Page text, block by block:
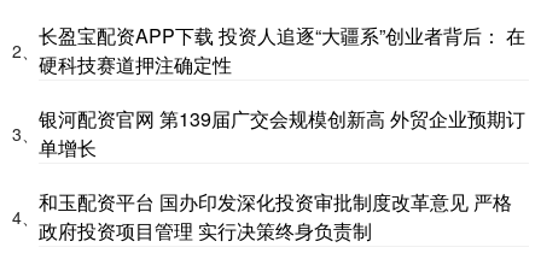
2、
长盈宝配资APP下载 投资人追逐“大疆系”创业者背后： 在
硬科技赛道押注确定性
3、
银河配资官网 第139届广交会规模创新高 外贸企业预期订
单增长
4、
和玉配资平台 国办印发深化投资审批制度改革意见 严格
政府投资项目管理 实行决策终身负责制